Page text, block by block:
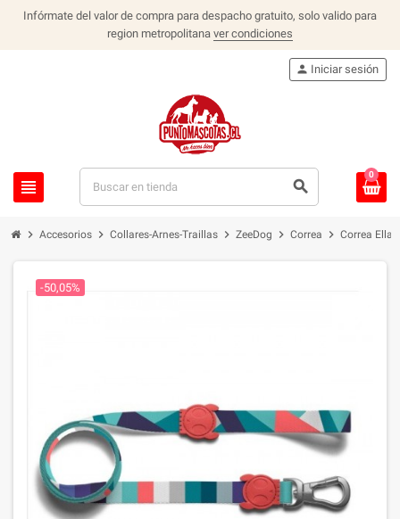
Infórmate del valor de compra para despacho gratuito, solo valido para
region metropolitana ver condiciones
view_headline search
person Iniciar sesión
0
chevron_right Accesorios chevron_right Collares-Arnes-Traillas chevron_right ZeeDog chevron_right Correa chevron_right Correa Ella
-50,05%